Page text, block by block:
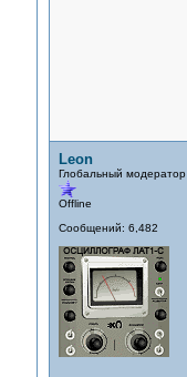
Leon
Глобальный модератор
Offline
Сообщений: 6,482